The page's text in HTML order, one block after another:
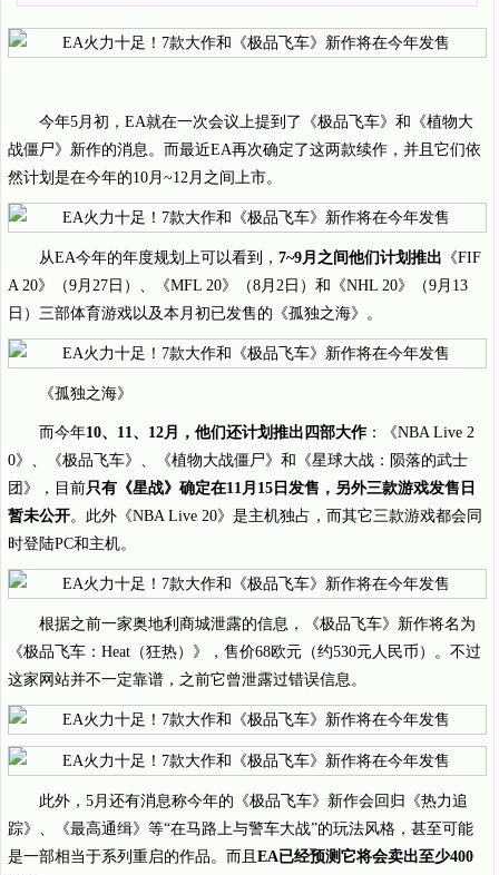
今年5月初，EA就在一次会议上提到了《极品飞车》和《植物大
战僵尸》新作的消息。而最近EA再次确定了这两款续作，并且它们依
然计划是在今年的10月~12月之间上市。
从EA今年的年度规划上可以看到， 7~9月之间他们计划推出 《FIF
A 20》（9月27日）、《MFL 20》（8月2日）和《NHL 20》（9月13
日）三部体育游戏以及本月初已发售的《孤独之海》。
《孤独之海》
而今年10、11、12月，他们还计划推出四部大作：《NBA Live 2
0》、《极品飞车》、《植物大战僵尸》和《星球大战：陨落的武士
团》，目前只有《星战》确定在11月15日发售，另外三款游戏发售日
暂未公开。此外《NBA Live 20》是主机独占，而其它三款游戏都会同
时登陆PC和主机。
根据之前一家奥地利商城泄露的信息，《极品飞车》新作将名为
《极品飞车：Heat（狂热）》，售价68欧元（约530元人民币）。不过
这家网站并不一定靠谱，之前它曾泄露过错误信息。
此外，5月还有消息称今年的《极品飞车》新作会回归《热力追
踪》、《最高通缉》等“在马路上与警车大战”的玩法风格，甚至可能
是一部相当于系列重启的作品。而且 EA已经预测它将会卖出至少400